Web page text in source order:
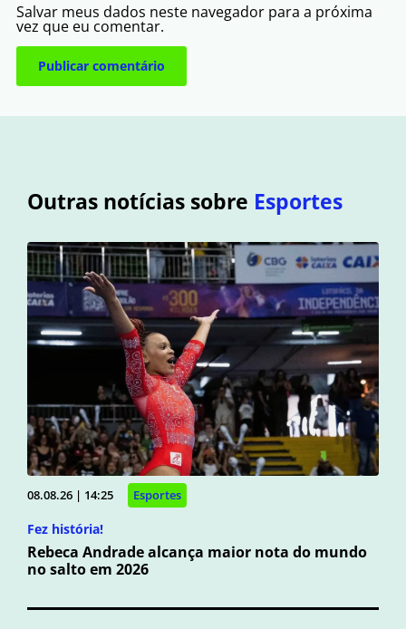
Salvar meus dados neste navegador para a próxima
vez que eu comentar.
Outras notícias sobre Esportes
08.08.26 | 14:25 Esportes
Fez história!
Rebeca Andrade alcança maior nota do mundo
no salto em 2026